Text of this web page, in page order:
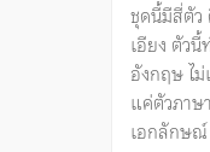
ชุดนี้มีสี่ตัว
เอียง ตัว
อังกฤษ ไ
แค่ตัวภาษ
เอกลักษณ์